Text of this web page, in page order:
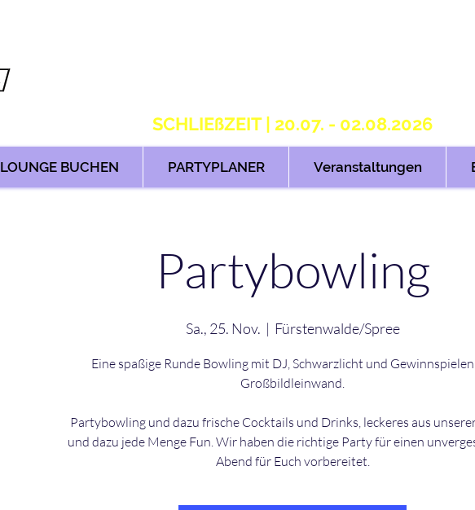
SCHLIEßZEIT | 20.07. - 02.08.2026
LOUNGE BUCHEN PARTYPLANER Veranstaltungen
Partybowling
Sa., 25. Nov.
  |
Fürstenwalde/Spree
Eine spaßige Runde Bowling mit DJ, Schwarzlicht und
Großbildleinwand.
Partybowling und dazu frische Cocktails und Drinks, leckeres aus
und dazu jede Menge Fun. Wir haben die richtige Party für einen
Abend für Euch vorbereitet.